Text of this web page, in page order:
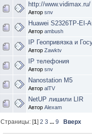
http://www.vidimax.ru/
Автор snv
Huawei S2326TP-EI-
Автор ambush
IP Геопривязка и
Автор Zawktv
IP телефония
Автор snv
Nanostation M5
Автор alTV
NetUP лишили LIR
Автор Alexam
Страницы: [1]2 3 ...9 Вверх